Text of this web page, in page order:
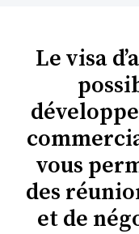
Le visa
vous
des
et de